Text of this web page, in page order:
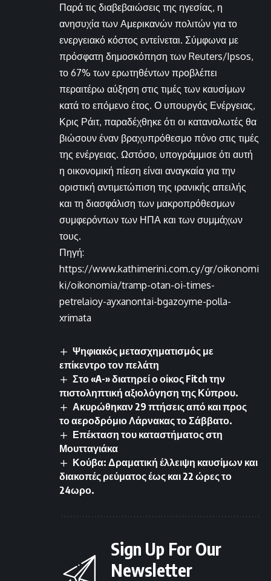
Παρά τις διαβεβαιώσεις της ηγεσίας, η
ανησυχία των Αμερικανών πολιτών για το
ενεργειακό κόστος εντείνεται. Σύμφωνα με
πρόσφατη δημοσκόπηση των Reuters/Ipsos,
το 67% των ερωτηθέντων προβλέπει
περαιτέρω αύξηση στις τιμές των καυσίμων
κατά το επόμενο έτος. Ο υπουργός Ενέργειας,
Κρις Ράιτ, παραδέχθηκε ότι οι καταναλωτές θα
βιώσουν έναν βραχυπρόθεσμο πόνο στις τιμές
της ενέργειας. Ωστόσο, υπογράμμισε ότι αυτή
η οικονομική πίεση είναι αναγκαία για την
οριστική αντιμετώπιση της ιρανικής απειλής
και τη διασφάλιση των μακροπρόθεσμων
συμφερόντων των ΗΠΑ και των συμμάχων
τους.
Πηγή:
https://www.kathimerini.com.cy/gr/oikonomi
ki/oikonomia/tramp-otan-oi-times-
petrelaioy-ayxanontai-bgazoyme-polla-
xrimata
Ψηφιακός μετασχηματισμός με
επίκεντρο τον πελάτη
Στο «A-» διατηρεί ο οίκος Fitch την
πιστοληπτική αξιολόγηση της Κύπρου.
Ακυρώθηκαν 29 πτήσεις από και προς
το αεροδρόμιο Λάρνακας το Σάββατο.
Επέκταση του καταστήματος στη
Μουτταγιάκα
Κούβα: Δραματική έλλειψη καυσίμων και
διακοπές ρεύματος έως και 22 ώρες το
24ωρο.
Sign Up For Our
Newsletter